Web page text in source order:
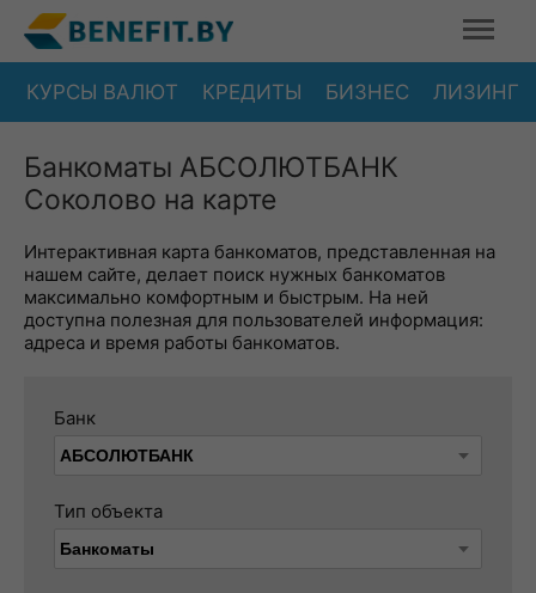
КУРСЫ ВАЛЮТ КРЕДИТЫ БИЗНЕС ЛИЗИНГ
Банкоматы АБСОЛЮТБАНК
Соколово на карте
Интерактивная карта банкоматов, представленная на
нашем сайте, делает поиск нужных банкоматов
максимально комфортным и быстрым. На ней
доступна полезная для пользователей информация:
адреса и время работы банкоматов.
Банк
Тип объекта